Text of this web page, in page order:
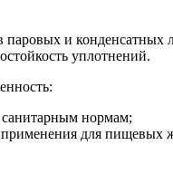
паровых и конденсатных
уплотнений.
санитарным нормам;
для пищевых